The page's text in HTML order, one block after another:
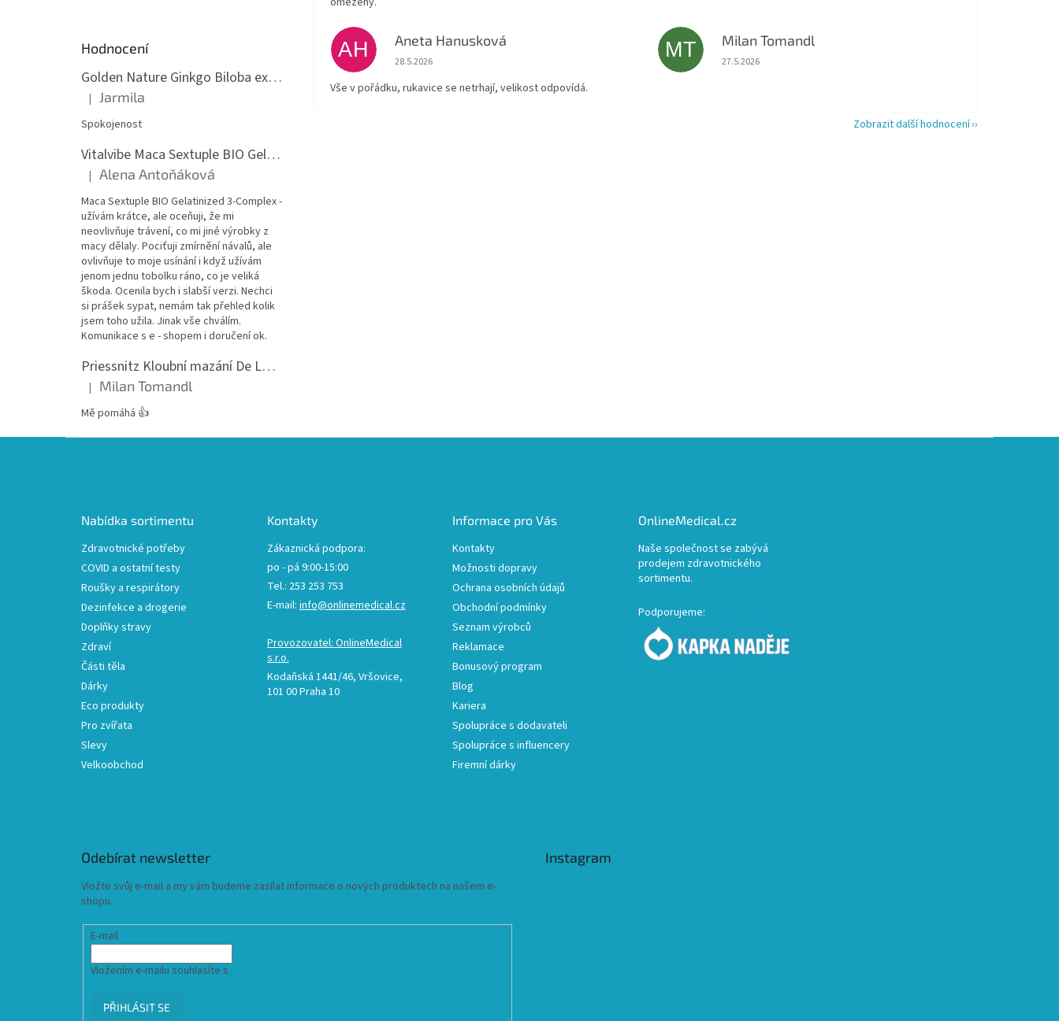
Hodnocení
Golden Nature Ginkgo Biloba extrakt 50:1 60mg, 100 kapslí
Hodnocení produktu je 5 z 5 hvězdiček.
| Jarmila
Spokojenost
Vitalvibe Maca Sextuple BIO Gelatinized 3-Complex, 60 kapslí
Hodnocení produktu je 5 z 5 hvězdiček.
| Alena Antoňáková
Maca Sextuple BIO Gelatinized 3-Complex -
užívám krátce, ale oceňuji, že mi
neovlivňuje trávení, co mi jiné výrobky z
macy dělaly. Pociťuji zmírnění návalů, ale
ovlivňuje to moje usínání i když užívám
jenom jednu tobolku ráno, co je veliká
škoda. Ocenila bych i slabší verzi. Nechci
si prášek sypat, nemám tak přehled kolik
jsem toho užila. Jinak vše chválím.
Komunikace s e - shopem i doručení ok.
Priessnitz Kloubní mazání De Luxe, 200ml
Hodnocení produktu je 5 z 5 hvězdiček.
| Milan Tomandl
Mě pomáhá 👍
AH Aneta Hanusková
Hodnocení obchodu je 5 z 5 hvězdiček.
28.5.2026
Vše v pořádku, rukavice se netrhají, velikost odpovídá.
MT Milan Tomandl
Hodnocení obchodu je 5 z 5 hvězdiček.
27.5.2026
Zobrazit další hodnocení
Nabídka sortimentu
Zdravotnické potřeby
COVID a ostatní testy
Roušky a respirátory
Dezinfekce a drogerie
Doplňky stravy
Zdraví
Části těla
Dárky
Eco produkty
Pro zvířata
Slevy
Velkoobchod
Kontakty
Zákaznická podpora:
po - pá 9:00-15:00
Tel.: 253 253 753
E-mail: info@onlinemedical.cz
Provozovatel: OnlineMedical
s.r.o.
Kodaňská 1441/46, Vršovice,
101 00 Praha 10
Informace pro Vás
Kontakty
Možnosti dopravy
Ochrana osobních údajů
Obchodní podmínky
Seznam výrobců
Reklamace
Bonusový program
Blog
Kariera
Spolupráce s dodavateli
Spolupráce s influencery
Firemní dárky
OnlineMedical.cz
Naše společnost se zabývá
prodejem zdravotnického
sortimentu.
Podporujeme:
Odebírat newsletter
Vložte svůj e-mail a my vám budeme zasílat informace o nových produktech na našem e-
shopu.
E-mail
Vložením e-mailu souhlasíte s
PŘIHLÁSIT SE
Instagram